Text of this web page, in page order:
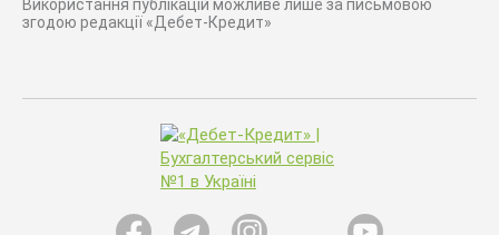
Використання публікацій можливе лише за письмовою
згодою редакції «Дебет-Кредит»